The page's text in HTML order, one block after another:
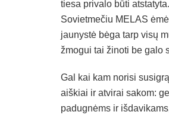
tiesa privalo būti
Sovietmečiu MELAS
jaunystė bėga tarp visų
žmogui tai žinoti be galo
Gal kai kam norisi
aiškiai ir atvirai sakom:
padugnėms ir